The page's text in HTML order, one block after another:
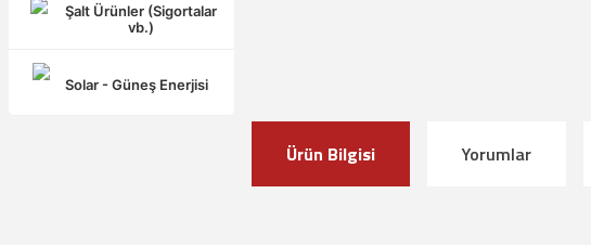
Şalt Ürünler (Sigortalar
vb.)
Solar - Güneş Enerjisi
Ürün Bilgisi Yorumlar